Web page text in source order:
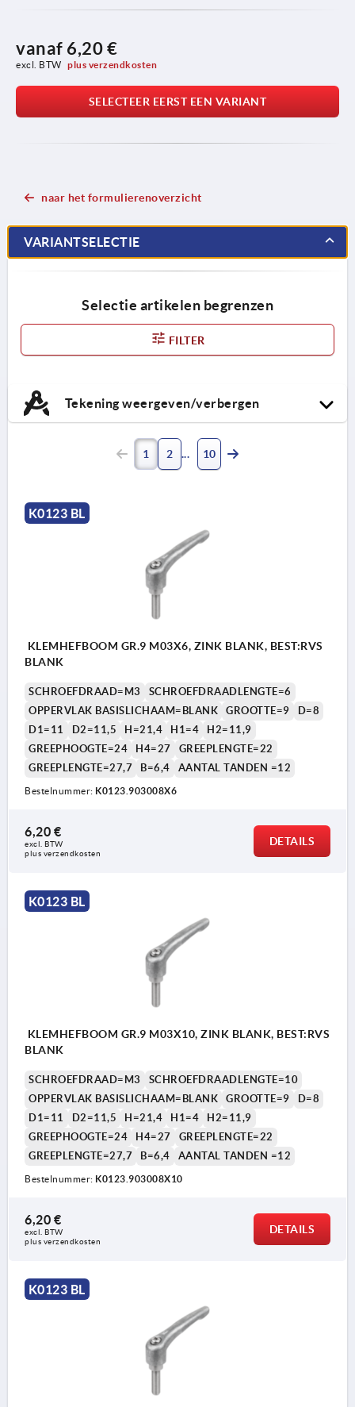
vanaf 6,20 €
excl. BTW plus verzendkosten
SELECTEER EERST EEN VARIANT
naar het formulierenoverzicht
VARIANTSELECTIE
Selectie artikelen begrenzen
FILTER
Tekening weergeven/verbergen
1) Conische afschuining DIN EN ISO 4753
1 2 10
K0123 BL
KLEMHEFBOOM GR.9 M03X6, ZINK BLANK, BEST:RVS
BLANK
SCHROEFDRAAD=M3
SCHROEFDRAADLENGTE=6
OPPERVLAK BASISLICHAAM=BLANK
GROOTTE=9
D=8
D1=11
D2=11,5 H=21,4 H1=4
H2=11,9
GREEPHOOGTE=24
H4=27
GREEPLENGTE=22
GREEPLENGTE=27,7
B=6,4 AANTAL TANDEN =12
Bestelnummer: K0123.903008X6
6,20 €
excl. BTW
plus verzendkosten
DETAILS
K0123 BL
KLEMHEFBOOM GR.9 M03X10, ZINK BLANK, BEST:RVS
BLANK
SCHROEFDRAAD=M3
SCHROEFDRAADLENGTE=10
OPPERVLAK BASISLICHAAM=BLANK
GROOTTE=9
D=8
D1=11
D2=11,5 H=21,4 H1=4
H2=11,9
GREEPHOOGTE=24
H4=27
GREEPLENGTE=22
GREEPLENGTE=27,7
B=6,4 AANTAL TANDEN =12
Bestelnummer: K0123.903008X10
6,20 €
excl. BTW
plus verzendkosten
DETAILS
K0123 BL